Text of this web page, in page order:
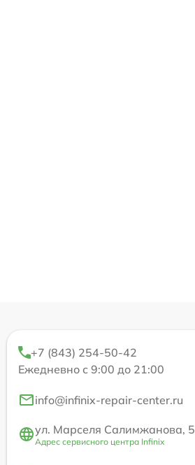
+7 (843) 254-50-42
Ежедневно с 9:00 до 21:00
info@infinix-repair-center.ru
ул. Марселя Салимжанова, 5
Адрес сервисного центра Infinix